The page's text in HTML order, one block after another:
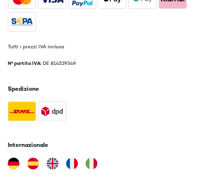
Tutti i prezzi IVA inclusa
N° partita IVA: DE 814529349
Spedizione
Internazionale